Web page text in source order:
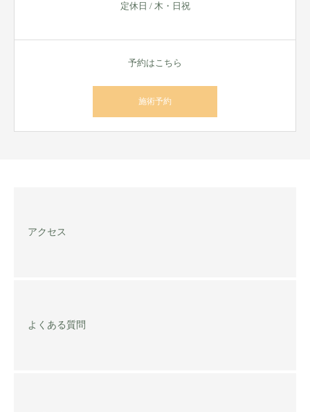
定休日 / 木・日祝
予約はこちら
施術予約
アクセス
よくある質問